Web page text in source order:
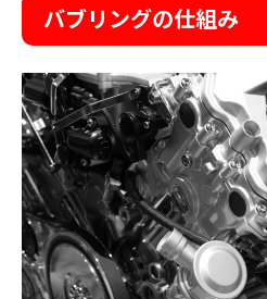
バブリングの仕組み